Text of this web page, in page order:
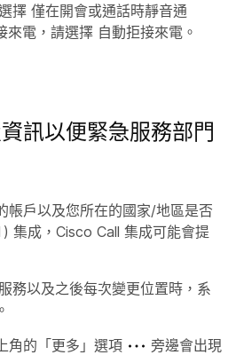
擇 僅在開會或通話時靜音通
來電，請選擇 自動拒接來電 。
訊以便緊急服務部門
帳戶以及您所在的國家/地區是否
集成，Cisco Call 集成可能會提
務以及之後每次變更位置時，系
角的「更多」選項
旁邊會出現